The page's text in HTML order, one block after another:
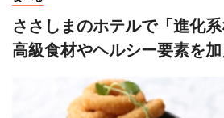
ささしまのホテルで「進化
高級食材やヘルシー要素を